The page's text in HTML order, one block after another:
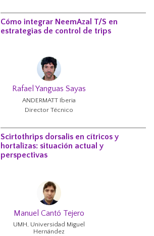
Cómo integrar NeemAzal T/S en
estrategias de control de trips
Rafael Yanguas Sayas
ANDERMATT Iberia
Director Técnico
Scirtothrips dorsalis en cítricos y
hortalizas: situación actual y
perspectivas
Manuel Cantó Tejero
UMH, Universidad Miguel
Hernández